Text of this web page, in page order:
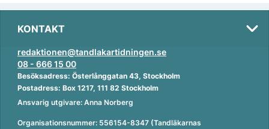
KONTAKT
redaktionen@tandlakartidningen.se
08 - 666 15 00
Besöksadress: Österlånggatan 43, Stockholm
Postadress: Box 1217, 111 82 Stockholm
Ansvarig utgivare: Anna Norberg
Organisationsnummer: 556154-8347 (Tandläkarnas